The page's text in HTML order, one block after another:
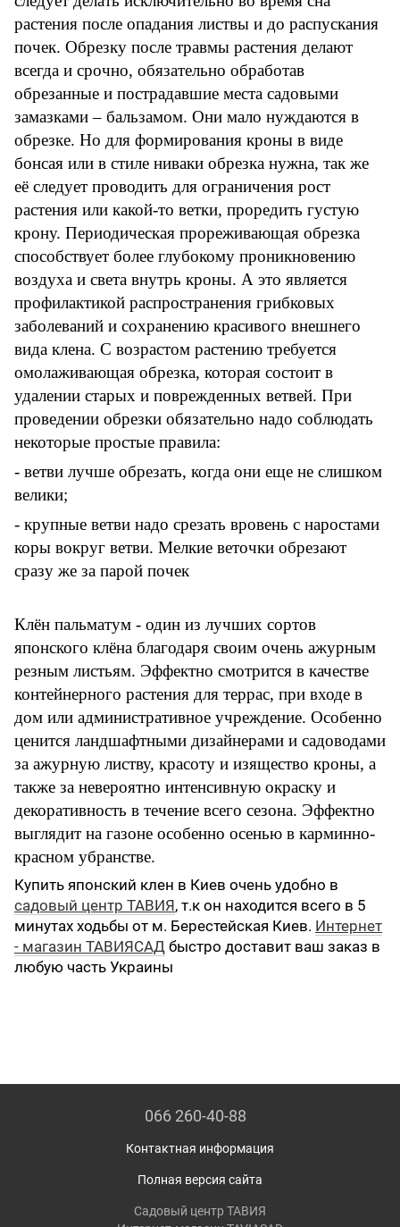
растения после опадания листвы и до распускания
почек. Обрезку после травмы растения делают
всегда и срочно, обязательно обработав
обрезанные и пострадавшие места садовыми
замазками – бальзамом. Они мало нуждаются в
обрезке. Но для формирования кроны в виде
бонсая или в стиле ниваки обрезка нужна, так же
её следует проводить для ограничения рост
растения или какой-то ветки, проредить густую
крону. Периодическая прореживающая обрезка
способствует более глубокому проникновению
воздуха и света внутрь кроны. А это является
профилактикой распространения грибковых
заболеваний и сохранению красивого внешнего
вида клена. С возрастом растению требуется
омолаживающая обрезка, которая состоит в
удалении старых и поврежденных ветвей. При
проведении обрезки обязательно надо соблюдать
некоторые простые правила:
- ветви лучше обрезать, когда они еще не слишком
велики;
- крупные ветви надо срезать вровень с наростами
коры вокруг ветви. Мелкие веточки обрезают
сразу же за парой почек
Клён пальматум - один из лучших сортов
японского клёна благодаря своим очень ажурным
резным листьям. Эффектно смотрится в качестве
контейнерного растения для террас, при входе в
дом или административное учреждение. Особенно
ценится ландшафтными дизайнерами и садоводами
за ажурную листву, красоту и изящество кроны, а
также за невероятно интенсивную окраску и
декоративность в течение всего сезона. Эффектно
выглядит на газоне особенно осенью в карминно-
красном убранстве.
Купить японский клен в Киев очень удобно в
садовый центр ТАВИЯ, т.к он находится всего в 5
минутах ходьбы от м. Берестейская Киев. Интернет
- магазин ТАВИЯСАД быстро доставит ваш заказ в
любую часть Украины
066 260-40-88
Контактная информация
Полная версия сайта
Садовый центр ТАВИЯ